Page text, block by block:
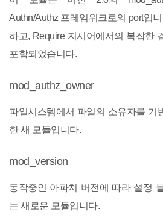
Authn/Authz 프레임워크로의 port입
하고, Require 지시어에서의 복잡한
포함되었습니다.
mod_authz_owner
파일시스템에서 파일의 소유자를 기
한 새 모듈입니다.
mod_version
동작중인 아파치 버전에 따라 설정
는 새로운 모듈입니다.